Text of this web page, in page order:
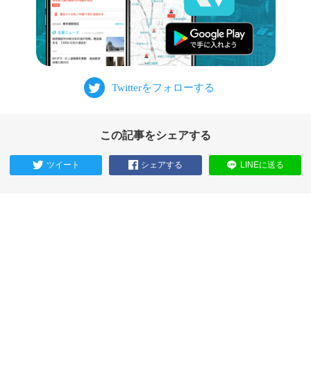
この記事をシェアする
ツイート シェアする LINEに送る